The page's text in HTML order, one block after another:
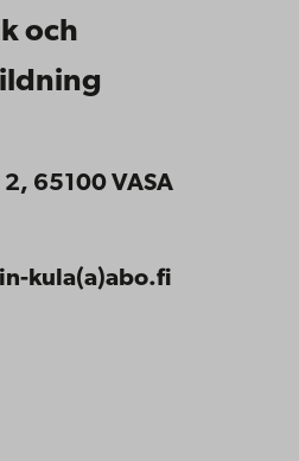
och
65100 VASA
kula(a)abo.fi